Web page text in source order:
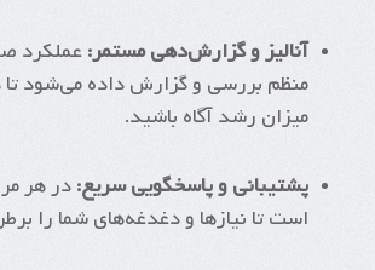
آنالیز و گزارش‌دهی مستمر:عملکرد
منظم بررسی و گزارش داده می‌شود تا
میزان رشد آگاه باشید.
پشتیبانی و پاسخگویی سریع:در هر
است تا نیازها و دغدغه‌های شما را